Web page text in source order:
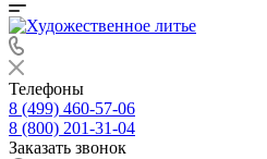
Телефоны
8 (499) 460-57-06
8 (800) 201-31-04
Заказать звонок